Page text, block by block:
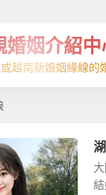
婚姻介紹中
越南新娘姻緣線的